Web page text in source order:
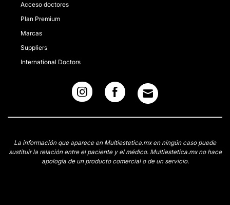
Acceso doctores
Plan Premium
Marcas
Suppliers
International Doctors
La información que aparece en Multiestetica.mx en ningún caso puede
sustituir la relación entre el paciente y el médico. Multiestetica.mx no hace
apología de un producto comercial o de un servicio.